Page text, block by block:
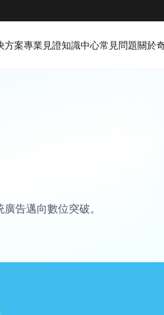
方案專業見證知識中心常見問題關於
告邁向數位突破。